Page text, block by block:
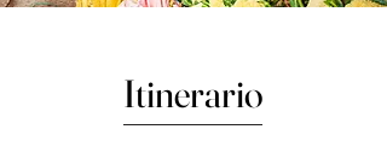
Itinerario